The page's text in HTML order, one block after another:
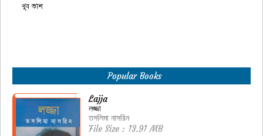
Popular Books
Lajja
লজ্জা
তসলিমা নাসরিন
File Size : 13.91 MB